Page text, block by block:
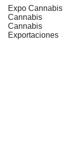
Expo Cannabis
Cannabis
Cannabis
Exportaciones